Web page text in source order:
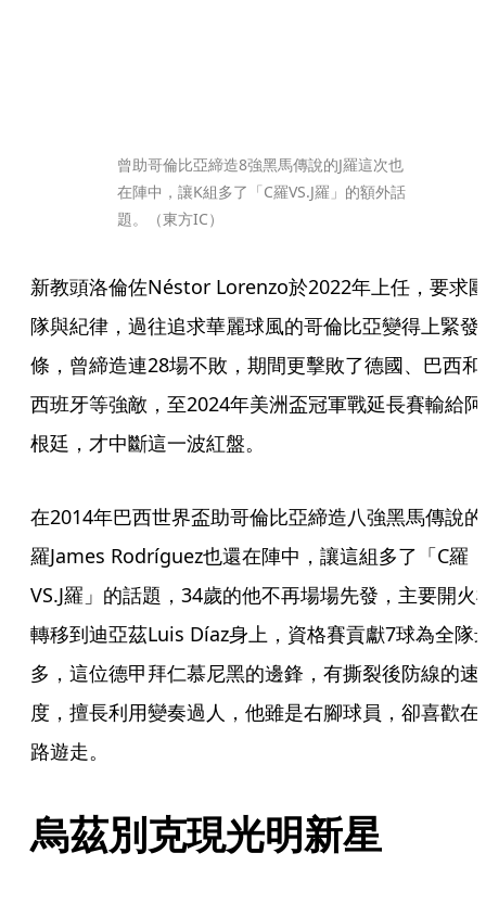
曾助哥倫比亞締造8強黑馬傳說的J羅這次也
在陣中，讓K組多了「C羅VS.J羅」的額外話
題。（東方IC）
新教頭洛倫佐Néstor Lorenzo於2022年上任，要求
隊與紀律，過往追求華麗球風的哥倫比亞變得上緊發
條，曾締造連28場不敗，期間更擊敗了德國、巴西和
西班牙等強敵，至2024年美洲盃冠軍戰延長賽輸給阿
根廷，才中斷這一波紅盤。
在2014年巴西世界盃助哥倫比亞締造八強黑馬傳說的
羅James Rodríguez也還在陣中，讓這組多了「C羅
VS.J羅」的話題，34歲的他不再場場先發，主要開火
轉移到迪亞茲Luis Díaz身上，資格賽貢獻7球為全隊
多，這位德甲拜仁慕尼黑的邊鋒，有撕裂後防線的速
度，擅長利用變奏過人，他雖是右腳球員，卻喜歡在
路遊走。
烏茲別克現光明新星